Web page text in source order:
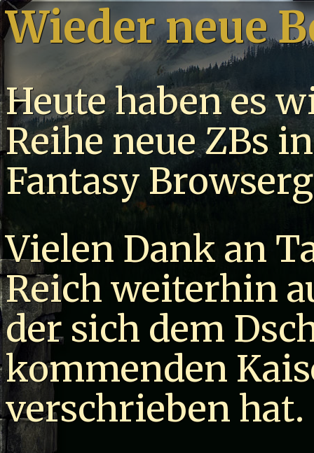
Wieder neue
Heute haben es
Reihe neue ZBs
Fantasy
Vielen Dank an
Reich weiterhin
der sich dem
kommenden
verschrieben hat.